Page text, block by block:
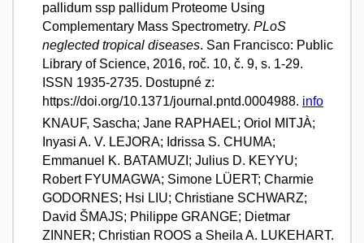
pallidum ssp pallidum Proteome Using
Complementary Mass Spectrometry. PLoS
neglected tropical diseases. San Francisco: Public
Library of Science, 2016, roč. 10, č. 9, s. 1-29.
ISSN 1935-2735. Dostupné z:
https://doi.org/10.1371/journal.pntd.0004988. info
KNAUF, Sascha; Jane RAPHAEL; Oriol MITJÀ;
Inyasi A. V. LEJORA; Idrissa S. CHUMA;
Emmanuel K. BATAMUZI; Julius D. KEYYU;
Robert FYUMAGWA; Simone LÜERT; Charmie
GODORNES; Hsi LIU; Christiane SCHWARZ;
David ŠMAJS; Philippe GRANGE; Dietmar
ZINNER; Christian ROOS a Sheila A. LUKEHART.